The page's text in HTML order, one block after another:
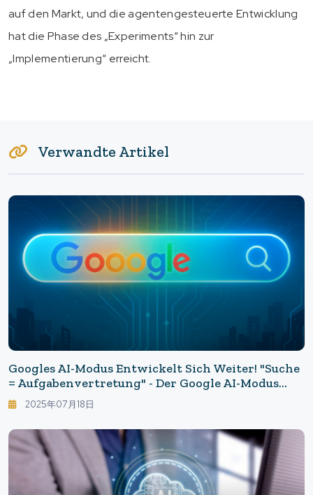
auf den Markt, und die agentengesteuerte Entwicklung
hat die Phase des „Experiments“ hin zur
„Implementierung“ erreicht.
Verwandte Artikel
Googles AI-Modus Entwickelt Sich Weiter! "Suche
= Aufgabenvertretung" - Der Google AI-Modus
Macht Mit Deep Search Und Automatischen
Anrufen Große Fortschritte
2025年07月18日